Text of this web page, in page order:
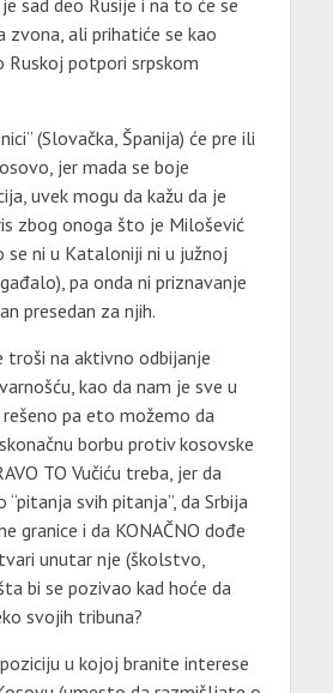
zvona, ali prihatiće se kao
Ruskoj potpori srpskom
(Slovačka, Španija) će pre ili
jer mada se boje
uvek mogu da kažu da je
zbog onoga što je Milošević
se ni u Kataloniji ni u južnoj
pa onda ni priznavanje
presedan za njih.
troši na aktivno odbijanje
kao da nam je sve u
pa eto možemo da
borbu protiv kosovske
TO Vučiću treba, jer da
“pitanja svih pitanja”, da Srbija
granice i da KONAČNO dođe
unutar nje (školstvo,
bi se pozivao kad hoće da
svojih tribuna?
u kojoj branite interese